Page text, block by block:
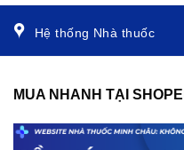
Hệ thống Nhà thuốc
MUA NHANH TẠI